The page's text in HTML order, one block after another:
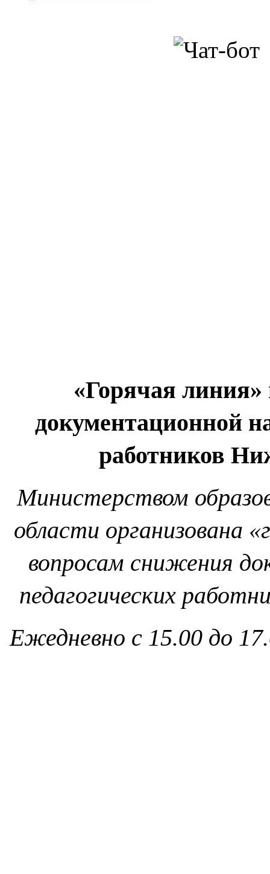
«Горячая
документационной
работников
Министерством
области организована
вопросам снижения
педагогических
Ежедневно с 15.00 до